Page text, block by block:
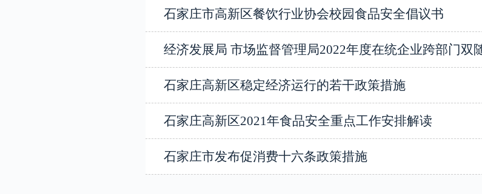
石家庄市高新区餐饮行业协会校园食品安全倡议书
经济发展局 市场监督管理局2022年度在统企业跨部门双
石家庄高新区稳定经济运行的若干政策措施
石家庄高新区2021年食品安全重点工作安排解读
石家庄市发布促消费十六条政策措施